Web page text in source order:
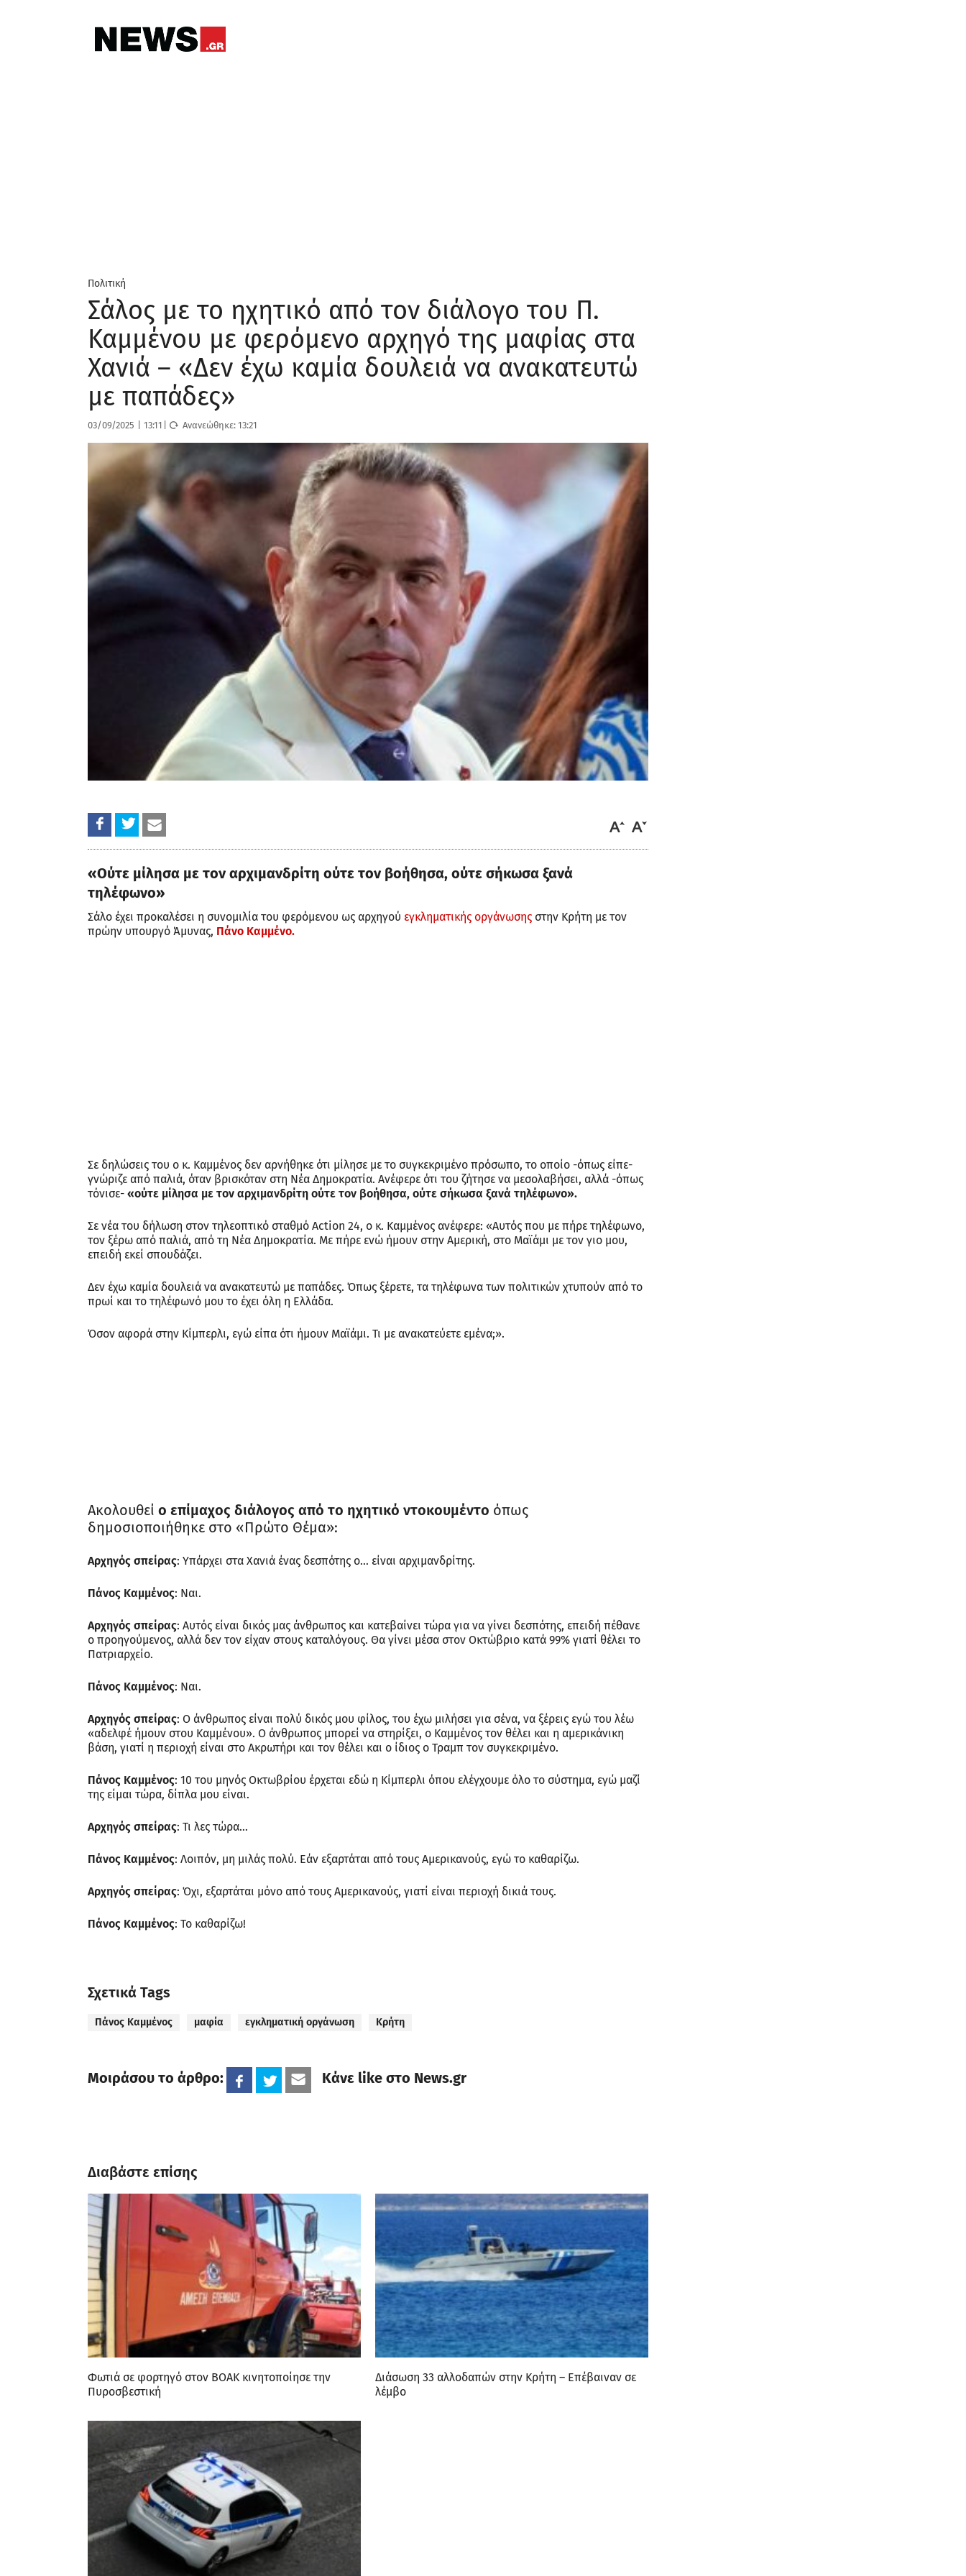
Πολιτική
Σάλος με το ηχητικό από τον διάλογο του Π.
Καμμένου με φερόμενο αρχηγό της μαφίας στα
Χανιά – «Δεν έχω καμία δουλειά να ανακατευτώ
με παπάδες»
03/09/2025 13:11 Ανανεώθηκε:13:21
«Ούτε μίλησα με τον αρχιμανδρίτη ούτε τον βοήθησα, ούτε σήκωσα ξανά
τηλέφωνο»
Σάλο έχει προκαλέσει η συνομιλία του φερόμενου ως αρχηγού εγκληματικής οργάνωσης στην Κρήτη με τον
πρώην υπουργό Άμυνας, Πάνο Καμμένο.
Σε δηλώσεις του ο κ. Καμμένος δεν αρνήθηκε ότι μίλησε με το συγκεκριμένο πρόσωπο, το οποίο -όπως είπε-
γνώριζε από παλιά, όταν βρισκόταν στη Νέα Δημοκρατία. Ανέφερε ότι του ζήτησε να μεσολαβήσει, αλλά -όπως
τόνισε- «ούτε μίλησα με τον αρχιμανδρίτη ούτε τον βοήθησα, ούτε σήκωσα ξανά τηλέφωνο».
Σε νέα του δήλωση στον τηλεοπτικό σταθμό Action 24, ο κ. Καμμένος ανέφερε: «Αυτός που με πήρε τηλέφωνο,
τον ξέρω από παλιά, από τη Νέα Δημοκρατία. Με πήρε ενώ ήμουν στην Αμερική, στο Μαϊάμι με τον γιο μου,
επειδή εκεί σπουδάζει.
Δεν έχω καμία δουλειά να ανακατευτώ με παπάδες. Όπως ξέρετε, τα τηλέφωνα των πολιτικών χτυπούν από το
πρωί και το τηλέφωνό μου το έχει όλη η Ελλάδα.
Όσον αφορά στην Κίμπερλι, εγώ είπα ότι ήμουν Μαϊάμι. Τι με ανακατεύετε εμένα;».
Ακολουθεί ο επίμαχος διάλογος από το ηχητικό ντοκουμέντο όπως
δημοσιοποιήθηκε στο «Πρώτο Θέμα»:
Αρχηγός σπείρας: Υπάρχει στα Χανιά ένας δεσπότης ο… είναι αρχιμανδρίτης.
Πάνος Καμμένος: Ναι.
Αρχηγός σπείρας: Αυτός είναι δικός μας άνθρωπος και κατεβαίνει τώρα για να γίνει δεσπότης, επειδή πέθανε
ο προηγούμενος, αλλά δεν τον είχαν στους καταλόγους. Θα γίνει μέσα στον Οκτώβριο κατά 99% γιατί θέλει το
Πατριαρχείο.
Πάνος Καμμένος: Ναι.
Αρχηγός σπείρας: Ο άνθρωπος είναι πολύ δικός μου φίλος, του έχω μιλήσει για σένα, να ξέρεις εγώ του λέω
«αδελφέ ήμουν στου Καμμένου». Ο άνθρωπος μπορεί να στηρίξει, ο Καμμένος τον θέλει και η αμερικάνικη
βάση, γιατί η περιοχή είναι στο Ακρωτήρι και τον θέλει και ο ίδιος ο Τραμπ τον συγκεκριμένο.
Πάνος Καμμένος: 10 του μηνός Οκτωβρίου έρχεται εδώ η Κίμπερλι όπου ελέγχουμε όλο το σύστημα, εγώ μαζί
της είμαι τώρα, δίπλα μου είναι.
Αρχηγός σπείρας: Τι λες τώρα…
Πάνος Καμμένος: Λοιπόν, μη μιλάς πολύ. Εάν εξαρτάται από τους Αμερικανούς, εγώ το καθαρίζω.
Αρχηγός σπείρας: Όχι, εξαρτάται μόνο από τους Αμερικανούς, γιατί είναι περιοχή δικιά τους.
Πάνος Καμμένος: Το καθαρίζω!
Σχετικά Tags
Πάνος Καμμένος μαφία εγκληματική οργάνωση Κρήτη
Μοιράσου το άρθρο: Κάνε like στο News.gr
Διαβάστε επίσης
Φωτιά σε φορτηγό στον ΒΟΑΚ κινητοποίησε την
Πυροσβεστική
Διάσωση 33 αλλοδαπών στην Κρήτη – Επέβαιναν σε
λέμβο